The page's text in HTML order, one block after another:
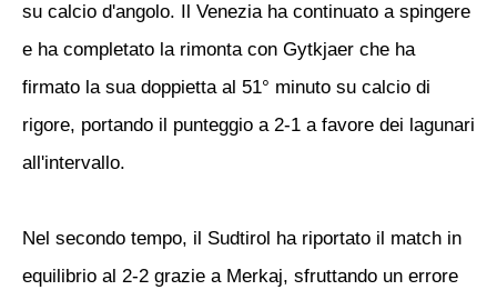
su calcio d'angolo. Il Venezia ha continuato a spingere
e ha completato la rimonta con Gytkjaer che ha
firmato la sua doppietta al 51° minuto su calcio di
rigore, portando il punteggio a 2-1 a favore dei lagunari
all'intervallo.
Nel secondo tempo, il Sudtirol ha riportato il match in
equilibrio al 2-2 grazie a Merkaj, sfruttando un errore